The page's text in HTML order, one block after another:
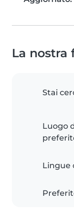
La nostra
Stai
Luogo
Lingue